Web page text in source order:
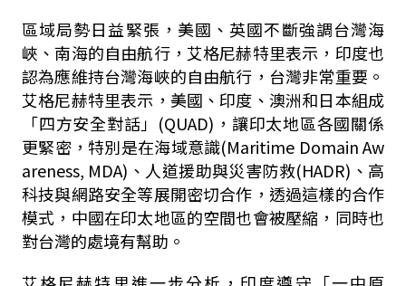
區域局勢日益緊張，美國、英國不斷強調台灣海
峽、南海的自由航行，艾格尼赫特里表示，印度也
認為應維持台灣海峽的自由航行，台灣非常重要。
艾格尼赫特里表示，美國、印度、澳洲和日本組成
「四方安全對話」 (QUAD) ，讓印太地區各國關係
更緊密，特別是在海域意識(Maritime Domain Aw
areness, MDA) 、人道援助與災害防救(HADR) 、高
科技與網路安全等展開密切合作，透過這樣的合作
模式，中國在印太地區的空間也會被壓縮，同時也
對台灣的處境有幫助。